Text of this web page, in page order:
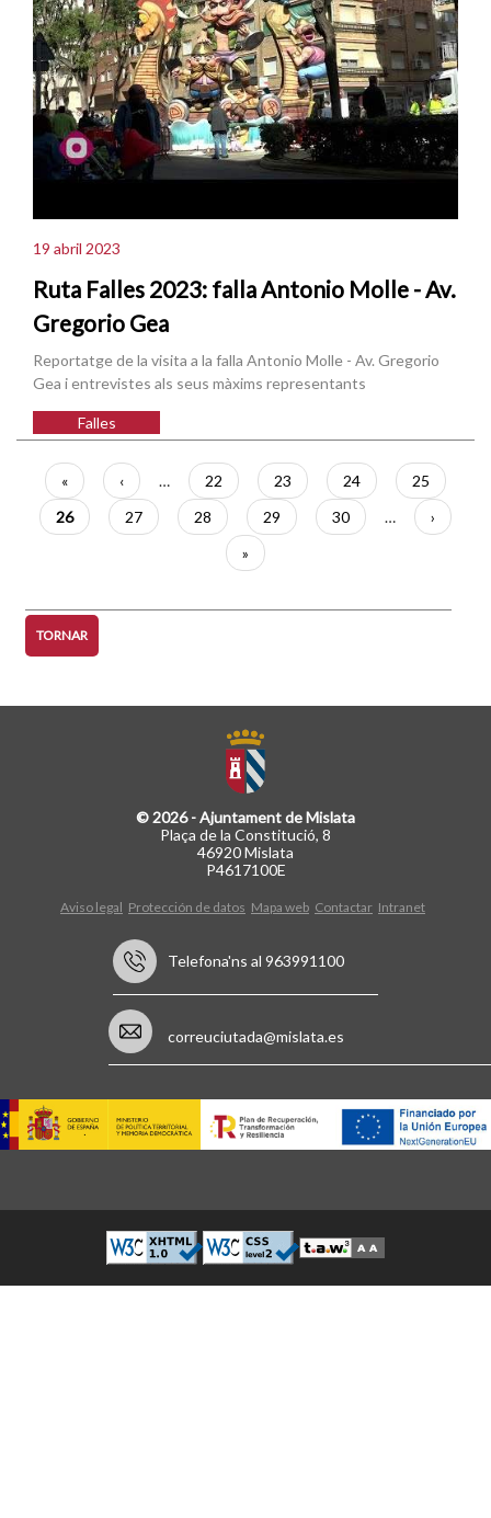
19 abril 2023
Ruta Falles 2023: falla Antonio Molle - Av.
Gregorio Gea
Reportatge de la visita a la falla Antonio Molle - Av. Gregorio
Gea i entrevistes als seus màxims representants
Falles
Paginació
Primera
pàgina
«
Pàgina
anterior
‹ … Pàgina
22 Pàgina
23 Pàgina
24 Pàgina
25
Pàgina
actual
26 Pàgina
27 Pàgina
28 Pàgina
29 Pàgina
30 …
Pàgina
següent
›
Última
pàgina
»
TORNAR
© 2026 - Ajuntament de Mislata
Plaça de la Constitució, 8
46920 Mislata
P4617100E
Aviso legal Protección de datos Mapa web Contactar Intranet
Telefona'ns al 963991100
correuciutada@mislata.es